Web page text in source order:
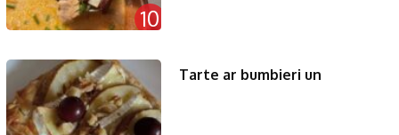
10
Tarte ar bumbieri un